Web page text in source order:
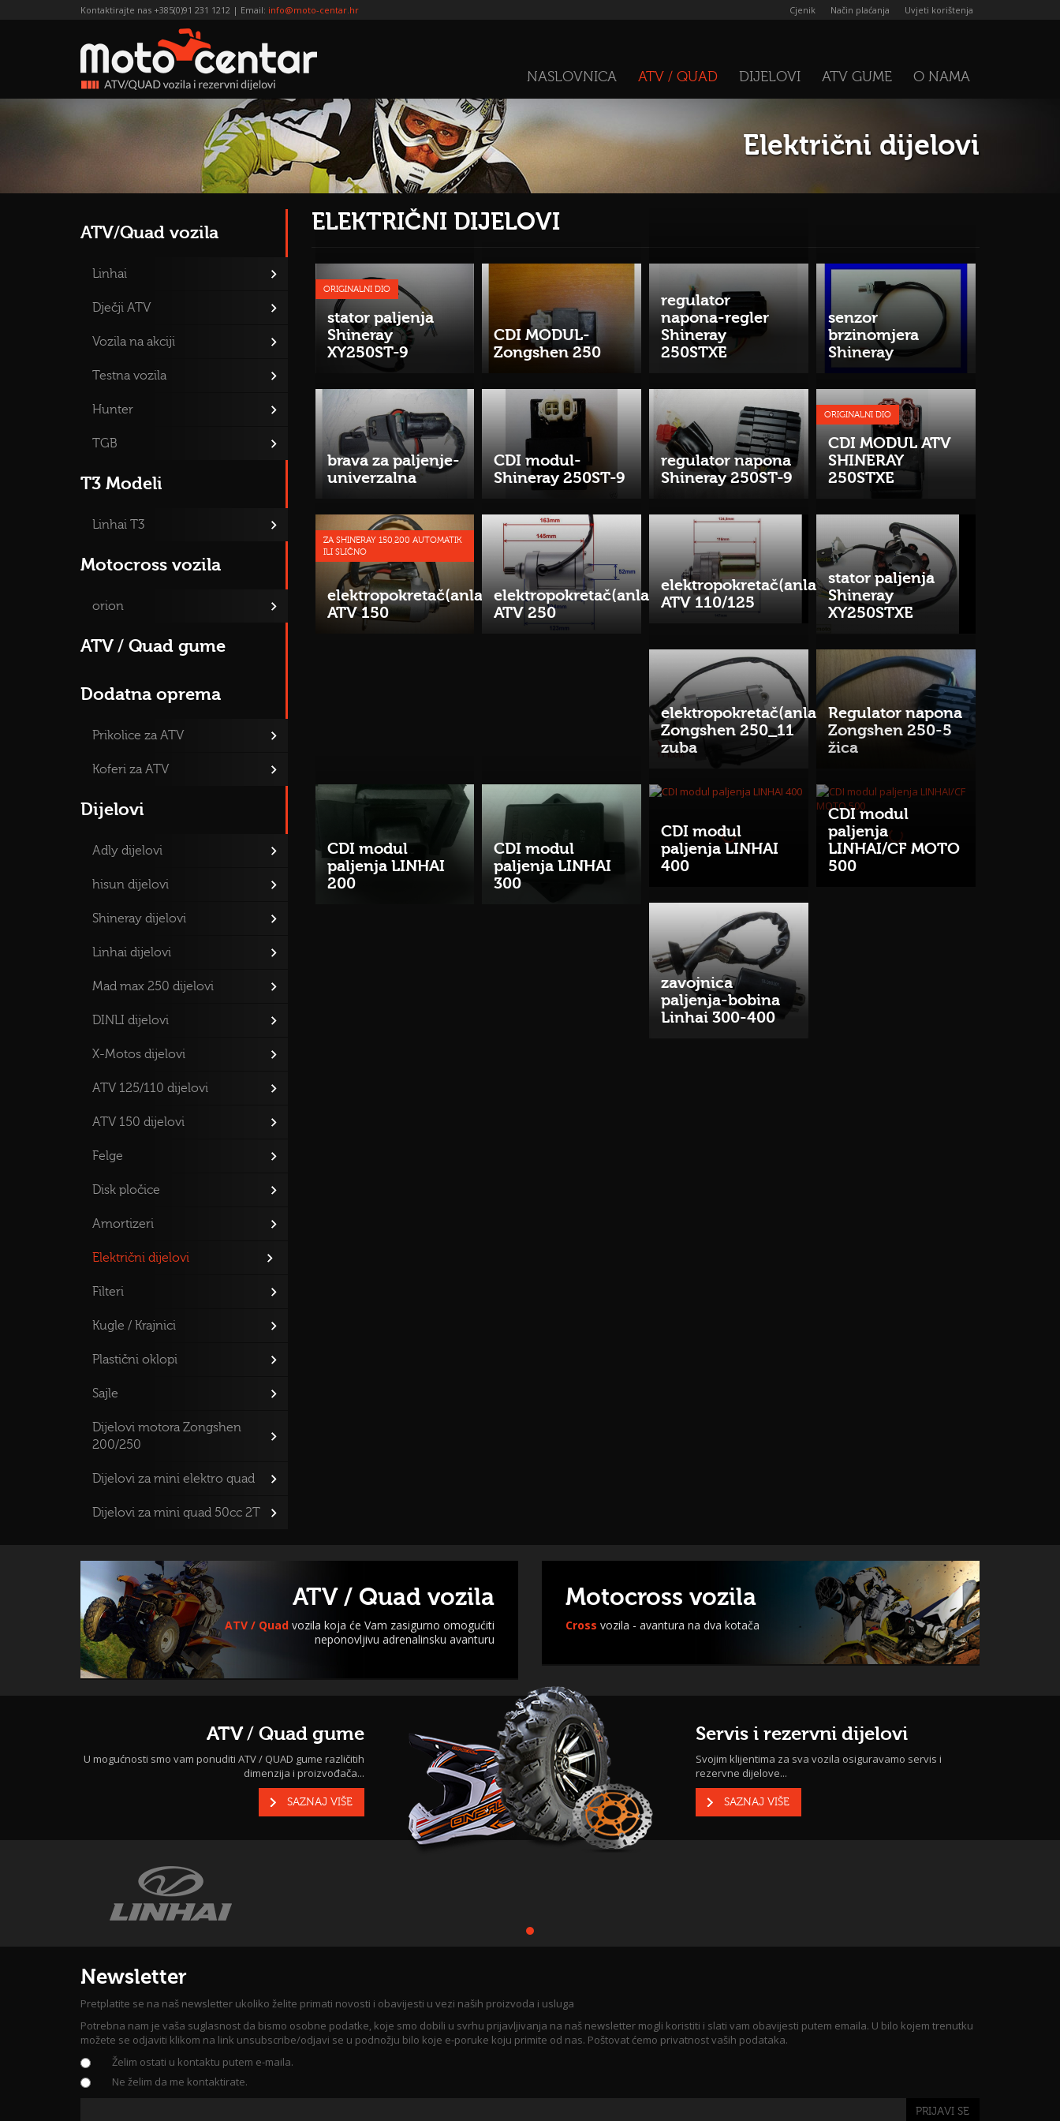
Kontaktirajte nas +385(0)91 231 1212 | Email: info@moto-centar.hr Cjenik Način plaćanja Uvjeti korištenja
NASLOVNICA ATV / QUAD DIJELOVI ATV GUME O NAMA
Električni dijelovi
ELEKTRIČNI DIJELOVI
ORIGINALNI DIO
stator paljenja
Shineray
XY250ST-9
CDI MODUL-
Zongshen 250
regulator
napona-regler
Shineray
250STXE
senzor
brzinomjera
Shineray
brava za paljenje-
univerzalna
CDI modul-
Shineray 250ST-9
regulator napona
Shineray 250ST-9
ORIGINALNI DIO
CDI MODUL ATV
SHINERAY
250STXE
ZA SHINERAY 150,200 AUTOMATIK
ILI SLIČNO
elektropokretač(anlaser)
ATV 150
elektropokretač(anlaser)
ATV 250
elektropokretač(anlaser)
ATV 110/125
stator paljenja
Shineray
XY250STXE
elektropokretač(anlaser)
Zongshen 250_11
zuba
Regulator napona
Zongshen 250-5
žica
CDI modul
paljenja LINHAI
200
CDI modul
paljenja LINHAI
300
CDI modul
paljenja LINHAI
400
CDI modul
paljenja
LINHAI/CF MOTO
500
zavojnica
paljenja-bobina
Linhai 300-400
ATV/Quad vozila
Linhai
Dječji ATV
Vozila na akciji
Testna vozila
Hunter
TGB
T3 Modeli
Linhai T3
Motocross vozila
orion
ATV / Quad gume
Dodatna oprema
Prikolice za ATV
Koferi za ATV
Dijelovi
Adly dijelovi
hisun dijelovi
Shineray dijelovi
Linhai dijelovi
Mad max 250 dijelovi
DINLI dijelovi
X-Motos dijelovi
ATV 125/110 dijelovi
ATV 150 dijelovi
Felge
Disk pločice
Amortizeri
Električni dijelovi
Filteri
Kugle / Krajnici
Plastični oklopi
Sajle
Dijelovi motora Zongshen
200/250
Dijelovi za mini elektro quad
Dijelovi za mini quad 50cc 2T
ATV / Quad vozila
ATV / Quad vozila koja će Vam zasigurno omogućiti
neponovljivu adrenalinsku avanturu
Motocross vozila
Cross vozila - avantura na dva kotača
ATV / Quad gume
U mogućnosti smo vam ponuditi ATV / QUAD gume različitih
dimenzija i proizvođača...
SAZNAJ VIŠE
Servis i rezervni dijelovi
Svojim klijentima za sva vozila osiguravamo servis i
rezervne dijelove...
SAZNAJ VIŠE
Newsletter
Pretplatite se na naš newsletter ukoliko želite primati novosti i obavijesti u vezi naših proizvoda i usluga
Potrebna nam je vaša suglasnost da bismo osobne podatke, koje smo dobili u svrhu prijavljivanja na naš newsletter mogli koristiti i slati vam obavijesti putem emaila. U bilo kojem trenutku
možete se odjaviti klikom na link unsubscribe/odjavi se u podnožju bilo koje e-poruke koju primite od nas. Poštovat ćemo privatnost vaših podataka.
Želim ostati u kontaktu putem e-maila.
Ne želim da me kontaktirate.
PRIJAVI SE